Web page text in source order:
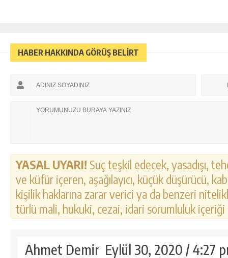
HABER HAKKINDA GÖRÜŞ BELİRT
YASAL UYARI! Suç teşkil edecek, yasadışı,
ve küfür içeren, aşağılayıcı, küçük düşürücü,
kişilik haklarına zarar verici ya da benzeri
türlü mali, hukuki, cezai, idari sorumluluk
Ahmet Demir Eylül 30, 2020 / 4:27